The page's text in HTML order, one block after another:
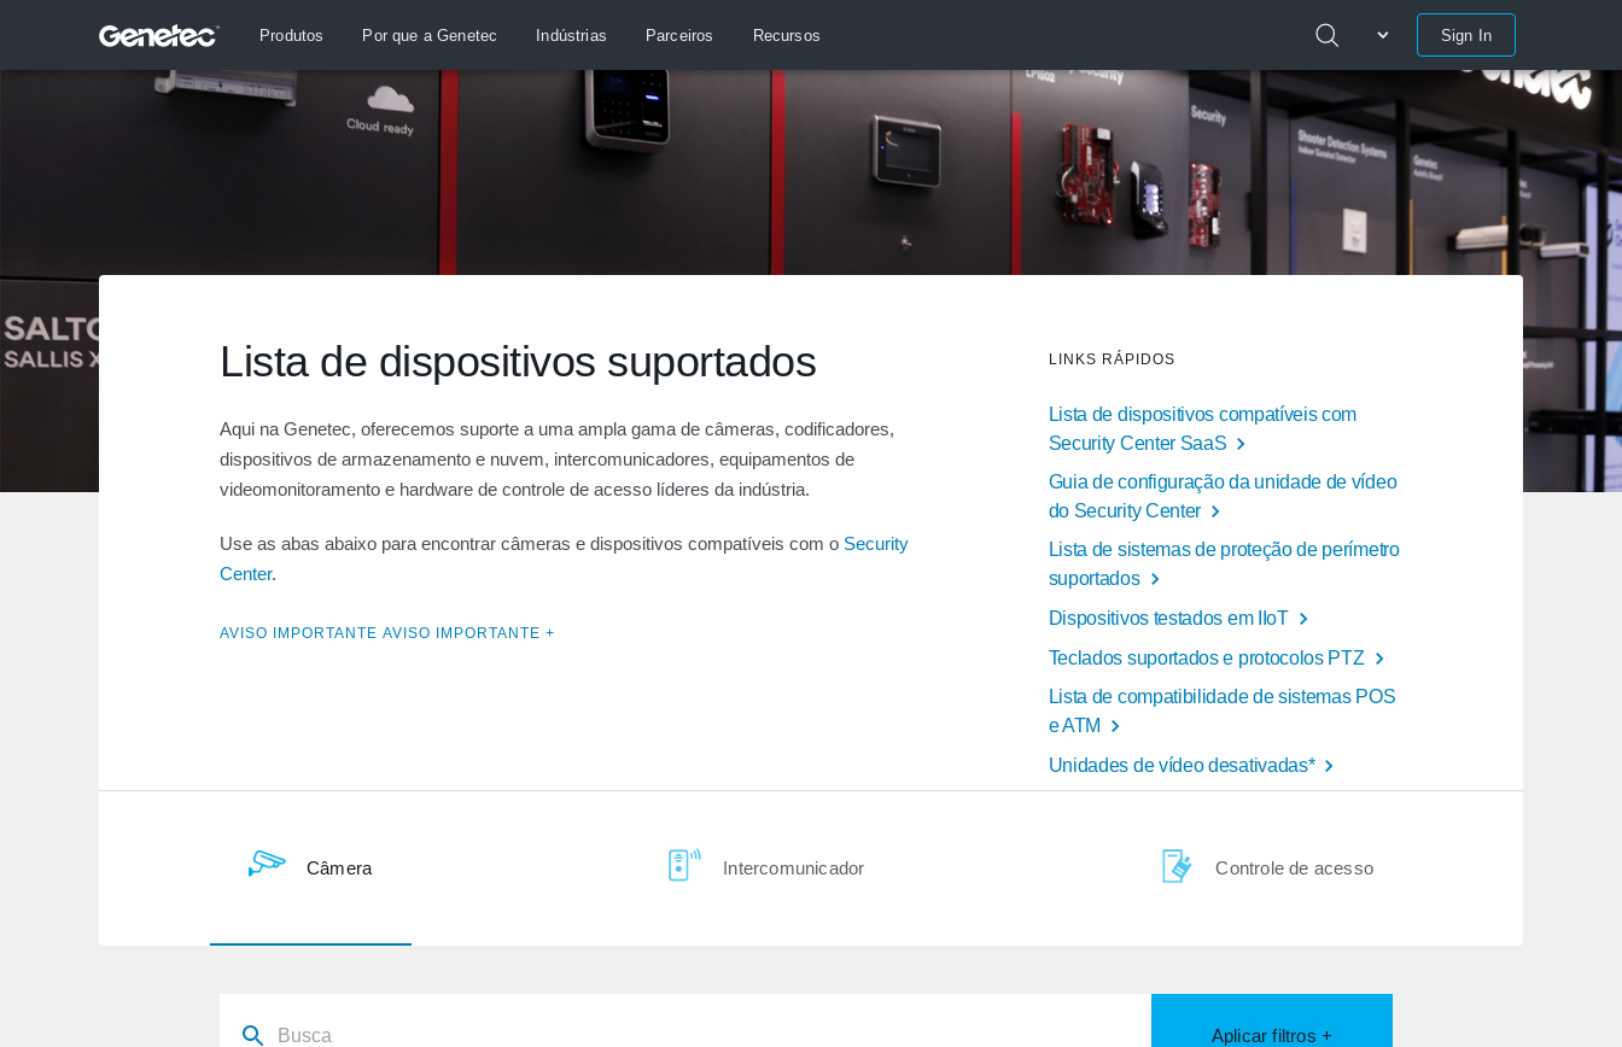
Produtos Por que a Genetec Indústrias Parceiros Recursos Sign In
Lista de dispositivos suportados
Aqui na Genetec, oferecemos suporte a uma ampla gama de câmeras, codificadores,
dispositivos de armazenamento e nuvem, intercomunicadores, equipamentos de
videomonitoramento e hardware de controle de acesso líderes da indústria.
Use as abas abaixo para encontrar câmeras e dispositivos compatíveis com o Security
Center.
AVISO IMPORTANTE AVISO IMPORTANTE +
LINKS RÁPIDOS
Lista de dispositivos compatíveis com
Security Center SaaS
Guia de configuração da unidade de vídeo
do Security Center
Lista de sistemas de proteção de perímetro
suportados
Dispositivos testados em IIoT
Teclados suportados e protocolos PTZ
Lista de compatibilidade de sistemas POS
e ATM
Unidades de vídeo desativadas*
Câmera Intercomunicador Controle de acesso
Aplicar filtros +